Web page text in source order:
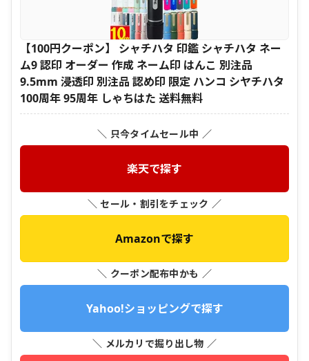
【100円クーポン】 シャチハタ 印鑑 シャチハタ ネー
ム9 認印 オーダー 作成 ネーム印 はんこ 別注品
9.5mm 浸透印 別注品 認め印 限定 ハンコ シヤチハタ
100周年 95周年 しゃちはた 送料無料
＼ 只今タイムセール中 ／
楽天で探す
＼ セール・割引をチェック ／
Amazonで探す
＼ クーポン配布中かも ／
Yahoo!ショッピングで探す
＼ メルカリで掘り出し物 ／